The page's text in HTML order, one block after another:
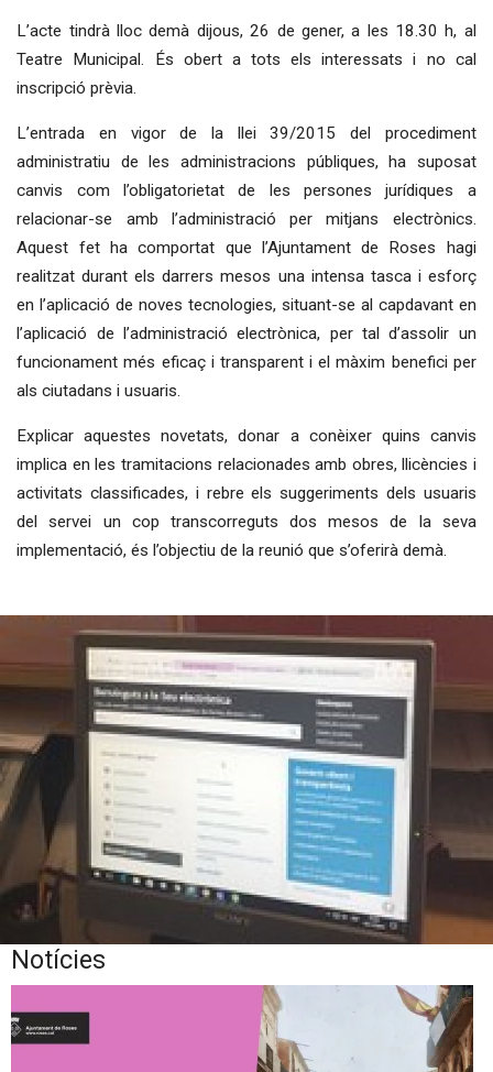
L’acte tindrà lloc demà dijous, 26 de gener, a les 18.30 h, al
Teatre Municipal. És obert a tots els interessats i no cal
inscripció prèvia.
L’entrada en vigor de la llei 39/2015 del procediment
administratiu de les administracions públiques, ha suposat
canvis com l’obligatorietat de les persones jurídiques a
relacionar-se amb l’administració per mitjans electrònics.
Aquest fet ha comportat que l’Ajuntament de Roses hagi
realitzat durant els darrers mesos una intensa tasca i esforç
en l’aplicació de noves tecnologies, situant-se al capdavant en
l’aplicació de l’administració electrònica, per tal d’assolir un
funcionament més eficaç i transparent i el màxim benefici per
als ciutadans i usuaris.
Explicar aquestes novetats, donar a conèixer quins canvis
implica en les tramitacions relacionades amb obres, llicències i
activitats classificades, i rebre els suggeriments dels usuaris
del servei un cop transcorreguts dos mesos de la seva
implementació, és l’objectiu de la reunió que s’oferirà demà.
Diapositiva 1 de 1
Notícies